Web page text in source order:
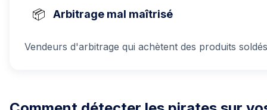
📦 Arbitrage mal maîtrisé
Vendeurs d'arbitrage qui achètent des produits